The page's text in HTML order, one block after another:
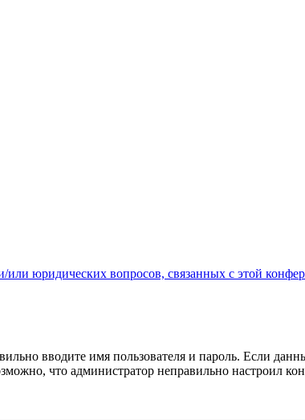
или юридических вопросов, связанных с этой
вводите имя пользователя и пароль. Если
что администратор неправильно настроил